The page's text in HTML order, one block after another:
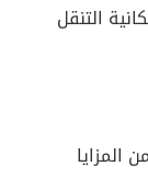
التنقل
المزايا